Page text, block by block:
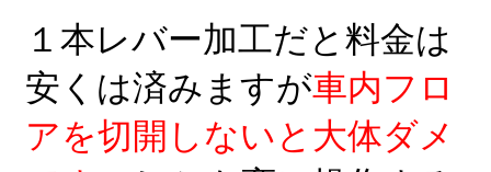
１本レバー加工だと料金は
安くは済みますが車内フロ
アを切開しないと大体ダメ